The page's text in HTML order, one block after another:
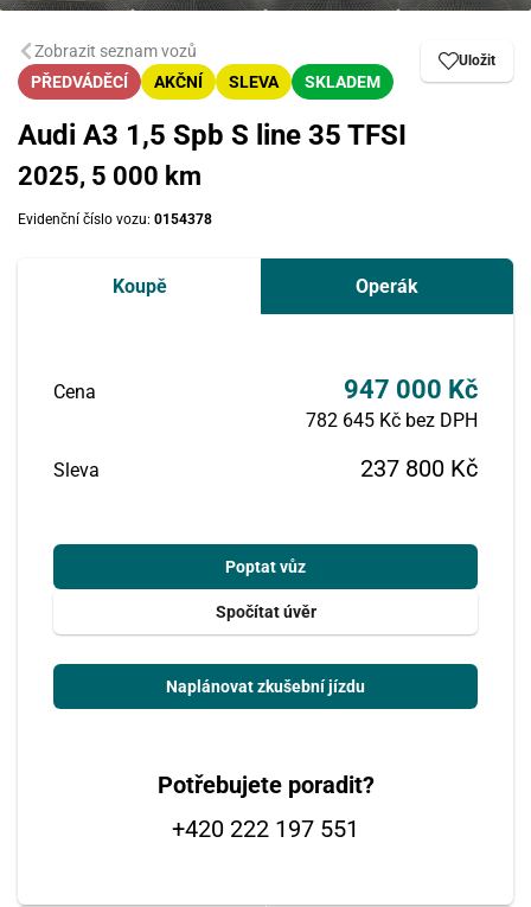
Zobrazit seznam vozů
PŘEDVÁDĚCÍ
AKČNÍ SLEVA SKLADEM
Uložit
Audi A3 1,5 Spb S line 35 TFSI
2025, 5 000 km
Evidenční číslo vozu: 0154378
Koupě Operák
Cena 947 000 Kč
782 645 Kč bez DPH
Sleva 237 800 Kč
Poptat vůz
Spočítat úvěr
Naplánovat zkušební jízdu
Potřebujete poradit?
+420 222 197 551